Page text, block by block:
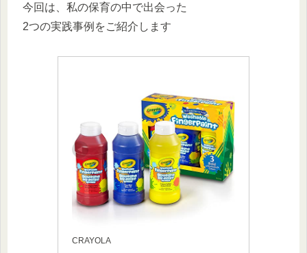
今回は、私の保育の中で出会った
2つの実践事例をご紹介します
CRAYOLA